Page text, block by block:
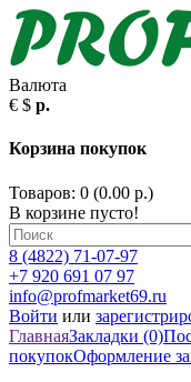
Валюта
€ $ р.
Корзина покупок
Товаров: 0 (0.00 р.)
В корзине пусто!
8 (4822) 71-07-97
+7 920 691 07 97
info@profmarket69.ru
Войти или
ГлавнаяЗакладки (0)
покупокОформление